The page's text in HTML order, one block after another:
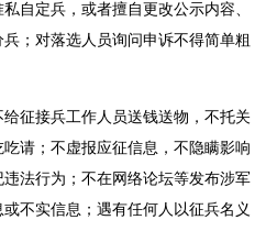
自定兵，或者擅自更改公示内容、
；对落选人员询问申诉不得简单粗
征接兵工作人员送钱送物，不托关
请；不虚报应征信息，不隐瞒影响
法行为；不在网络论坛等发布涉军
不实信息；遇有任何人以征兵名义